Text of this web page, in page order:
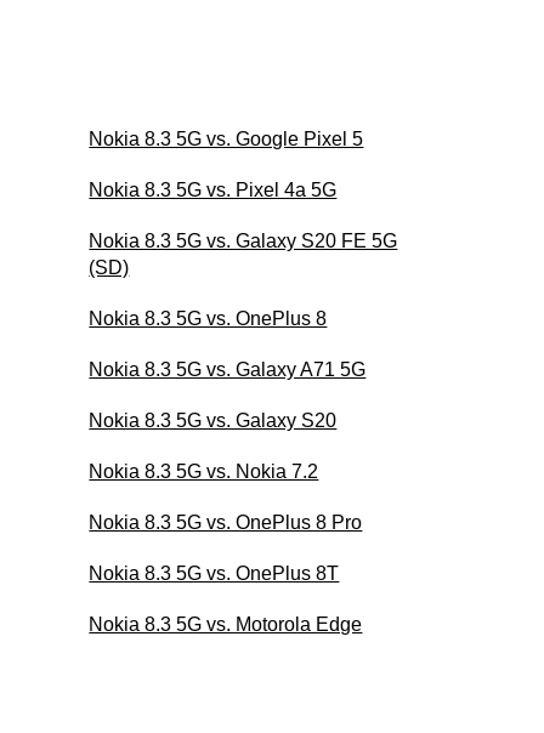
Nokia 8.3 5G vs. Google Pixel 5
Nokia 8.3 5G vs. Pixel 4a 5G
Nokia 8.3 5G vs. Galaxy S20 FE 5G
(SD)
Nokia 8.3 5G vs. OnePlus 8
Nokia 8.3 5G vs. Galaxy A71 5G
Nokia 8.3 5G vs. Galaxy S20
Nokia 8.3 5G vs. Nokia 7.2
Nokia 8.3 5G vs. OnePlus 8 Pro
Nokia 8.3 5G vs. OnePlus 8T
Nokia 8.3 5G vs. Motorola Edge